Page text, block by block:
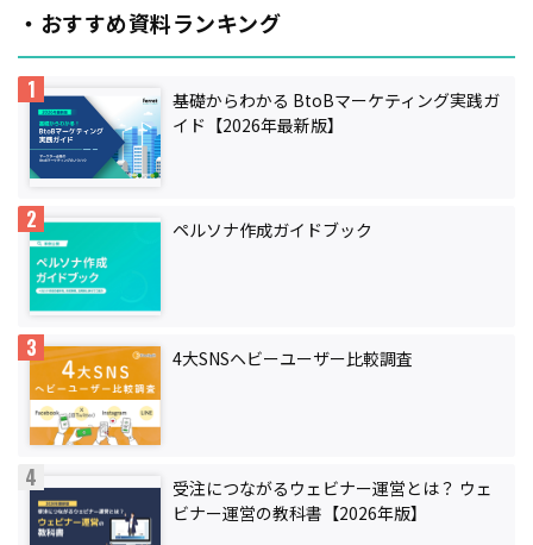
・おすすめ資料ランキング
基礎からわかる BtoBマーケティング実践ガ
イド【2026年最新版】
ペルソナ作成ガイドブック
4大SNSヘビーユーザー比較調査
受注につながるウェビナー運営とは？ ウェ
ビナー運営の教科書【2026年版】